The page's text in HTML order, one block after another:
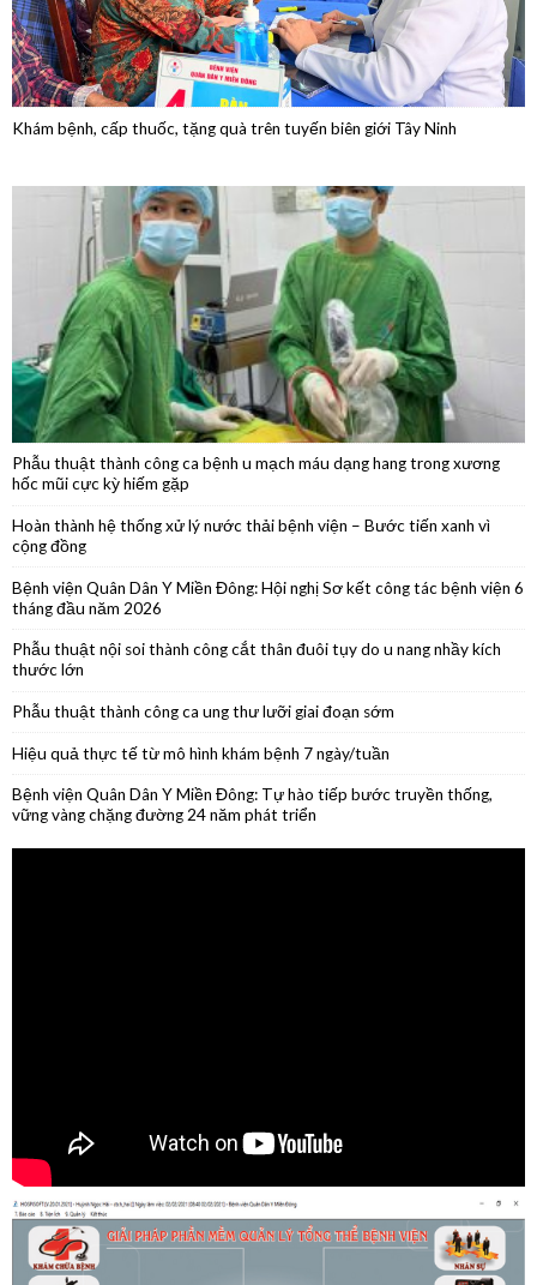
Khám bệnh, cấp thuốc, tặng quà trên tuyến biên giới Tây Ninh
Phẫu thuật thành công ca bệnh u mạch máu dạng hang trong xương
hốc mũi cực kỳ hiếm gặp
cộng đồng
Bệnh viện Quân Dân Y Miền Đông: Hội nghị Sơ kết công tác bệnh viện 6
tháng đầu năm 2026
Phẫu thuật nội soi thành công cắt thân đuôi tụy do u nang nhầy kích
thước lớn